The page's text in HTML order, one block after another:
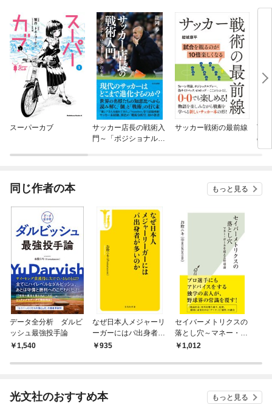
スーパーカブ
サッカー店長の戦術入
門～「ポジショナル」
サッカー戦術の最前線
の
ー
同じ作者の本 もっと見る
データ全分析 ダルビ
ッシュ最強投手論
1,540
なぜ日本人メジャーリ
ーガーにはパ出身者が
多いのか
935
セイバーメトリクスの
落とし穴～マネー・ボ
ールを超える野球論～
1,012
光文社のおすすめ本 もっと見る